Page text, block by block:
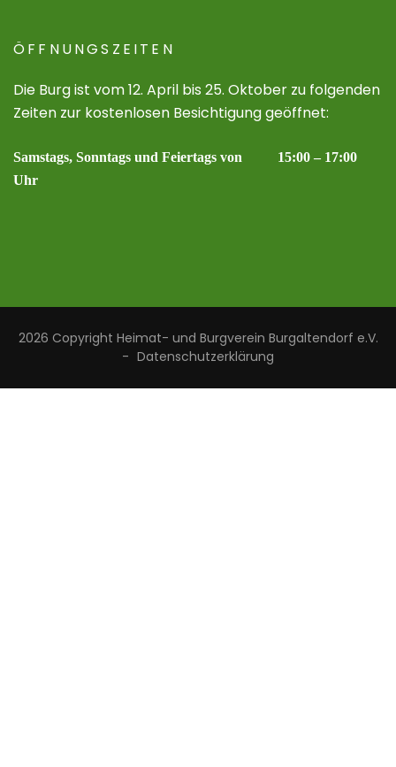
ÖFFNUNGSZEITEN
Die Burg ist vom 12. April bis 25. Oktober zu folgenden
Zeiten zur kostenlosen Besichtigung geöffnet:
Samstags, Sonntags und Feiertags von 15:00 – 17:00
Uhr
2026 Copyright Heimat- und Burgverein Burgaltendorf e.V.
- Datenschutzerklärung